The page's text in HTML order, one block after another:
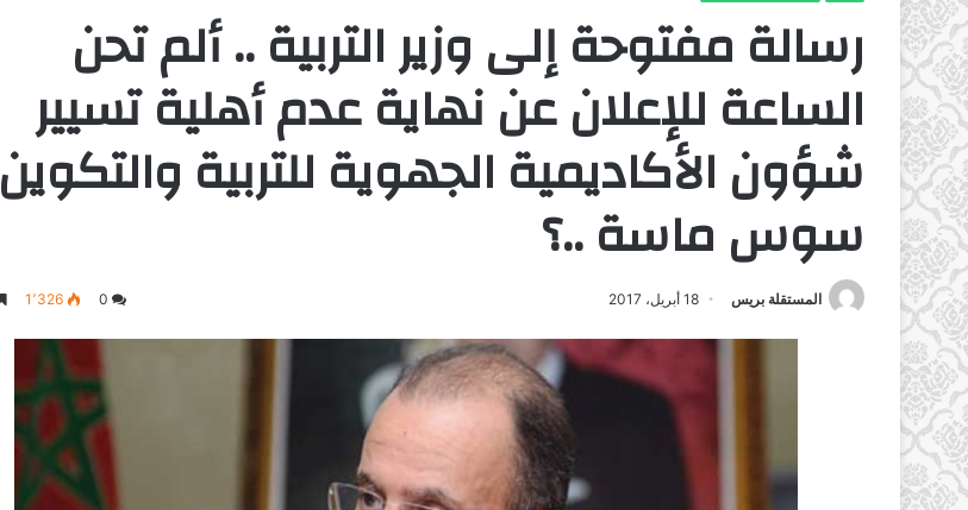
رسالة مفتوحة إلى وزير التربية .. ألم تحن
الساعة للإعلان عن نهاية عدم أهلية تسيير
شؤون الأكاديمية الجهوية للتربية والتكوين
سوس ماسة ..؟
المستقلة بريس 18 أبريل، 2017 0 1٬326